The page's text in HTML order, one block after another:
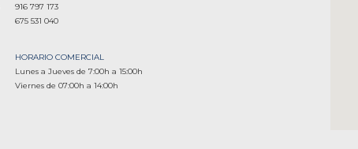
916 797 173
675 531 040
HORARIO COMERCIAL
Lunes a Jueves de 7:00h a 15:00h
Viernes de 07:00h a 14:00h